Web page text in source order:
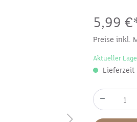
5,99
Preise inkl.
Aktueller
Lieferzeit